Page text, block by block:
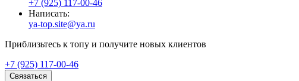
+7 (925) 117-00-46
Написать:
ya-top.site@ya.ru
Приблизьтесь к топу и получите новых клиентов
+7 (925) 117-00-46
Связаться